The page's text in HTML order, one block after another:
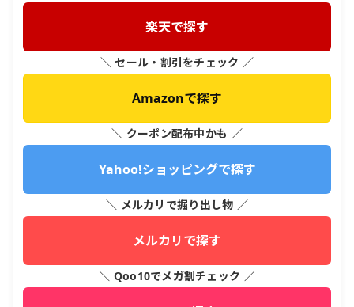
楽天で探す
＼ セール・割引をチェック ／
Amazonで探す
＼ クーポン配布中かも ／
Yahoo!ショッピングで探す
＼ メルカリで掘り出し物 ／
メルカリで探す
＼ Qoo10でメガ割チェック ／